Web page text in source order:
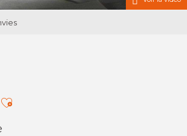
Ajouter aux favoris